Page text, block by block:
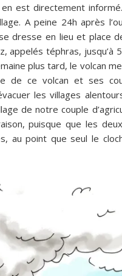
est directement
A peine 24h après
dresse en lieu et place
appelés téphras, jusqu’à
plus tard, le volcan
de ce volcan et ses
les villages
de notre couple
puisque que les
au point que seul le